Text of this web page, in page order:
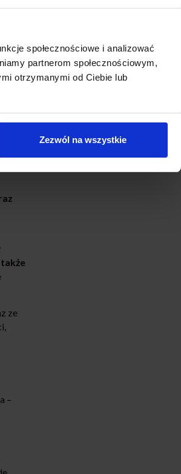
społecznościowe i analizować
partnerom społecznościowym,
otrzymanymi od Ciebie lub
Zezwól na wszystkie
ze
–